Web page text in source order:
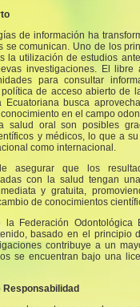
de información ha
se comunican. Uno de los
la utilización de estudios
investigaciones. El libre
para consultar
de acceso abierto de
Ecuatoriana busca
en el campo
salud oral son posibles
y médicos, lo que a
como internacional.
asegurar que los
con la salud tengan
y gratuita,
de conocimientos
Federación Odontológica
basado en el principio
contribuye a un
se encuentran bajo una